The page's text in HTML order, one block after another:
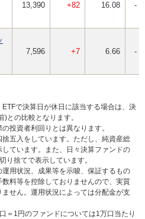
13,390 +82 16.08 -
7,596 +7 6.66 -
で決算日が休日に該当する場合は、決
との比較となります。
投資者利回りとは異なります。
五入をしています。ただし、純資産総
ています。また、日々決算ファンドの
り捨てで表示しています。
用状況、成果等を示唆、保証するもの
料等を控除しておりませんので、実質
せん。運用状況によっては分配金が支
＝1円のファンドについては1万口当たり